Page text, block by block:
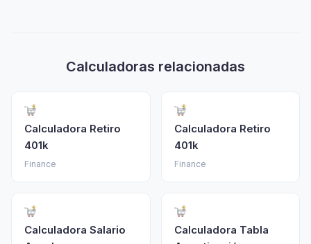
Calculadoras relacionadas
Calculadora Retiro
401k
Finance
Calculadora Retiro
401k
Finance
Calculadora Salario
Calculadora Tabla